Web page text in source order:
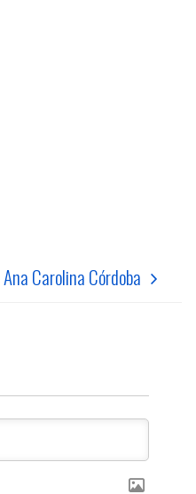
Ana Carolina Córdoba